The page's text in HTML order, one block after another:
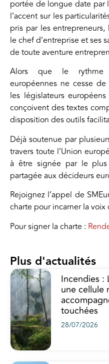
portée de longue date par
l’accent sur les
pris par les
le chef d’entreprise et ses
de toute aventure
Alors que le rythme
européennes ne cesse
les législateurs
conçoivent des textes
disposition des outils
Déjà soutenue par
travers toute l’Union
à être signée par le plus
partagée aux décideurs
Rejoignez l’appel de
charte pour incarner la
Pour signer la charte :
Plus d'actualités
Incendies :
une cellule
touchées
28/07/2026